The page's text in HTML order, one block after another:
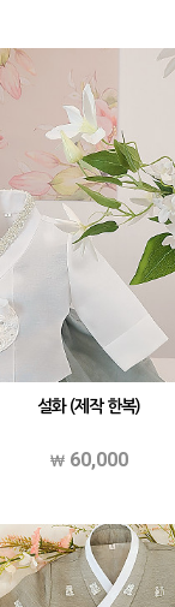
설화 (제작 한복)
60,000